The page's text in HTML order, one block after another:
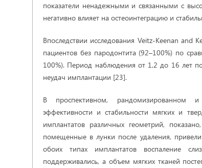
показатели ненадежными и связанными с
негативно влияет на остеоинтеграцию и
Впоследствии исследования Veitz-Keenan
пациентов без пародонтита (92–100%) по
100%). Период наблюдения от 1,2 до 16 лет
неудач имплантации [23].
В проспективном, рандомизированном
эффективности и стабильности мягких и
имплантатов различных геометрий,
помещенные в лунки после удаления,
обоих типах имплантатов воспаление
поддерживались, а объем мягких тканей